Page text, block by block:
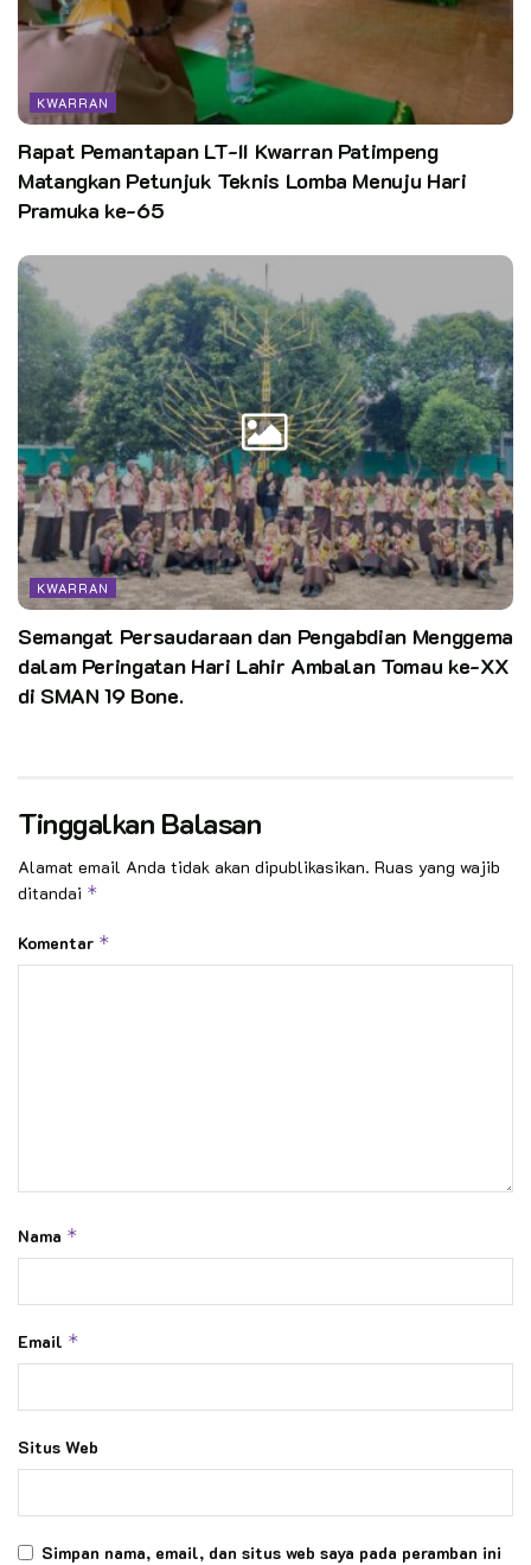
KWARRAN
Rapat Pemantapan LT-II Kwarran Patimpeng
Matangkan Petunjuk Teknis Lomba Menuju Hari
Pramuka ke-65
KWARRAN
Semangat Persaudaraan dan Pengabdian Menggema
dalam Peringatan Hari Lahir Ambalan Tomau ke-XX
di SMAN 19 Bone.
Tinggalkan Balasan
Alamat email Anda tidak akan dipublikasikan. Ruas yang wajib
ditandai *
Komentar *
Nama *
Email *
Situs Web
Simpan nama, email, dan situs web saya pada peramban ini